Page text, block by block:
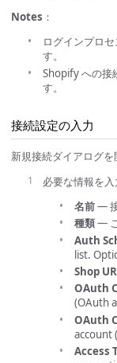
Notes ：
ログインプロ
す。
Shopify への接
す。
接続設定の入力
新規接続ダイアログを
必要な情報を入
名前—
種類—
Auth
list.
Shop
OAuth
(OAuth
OAuth
account
Access